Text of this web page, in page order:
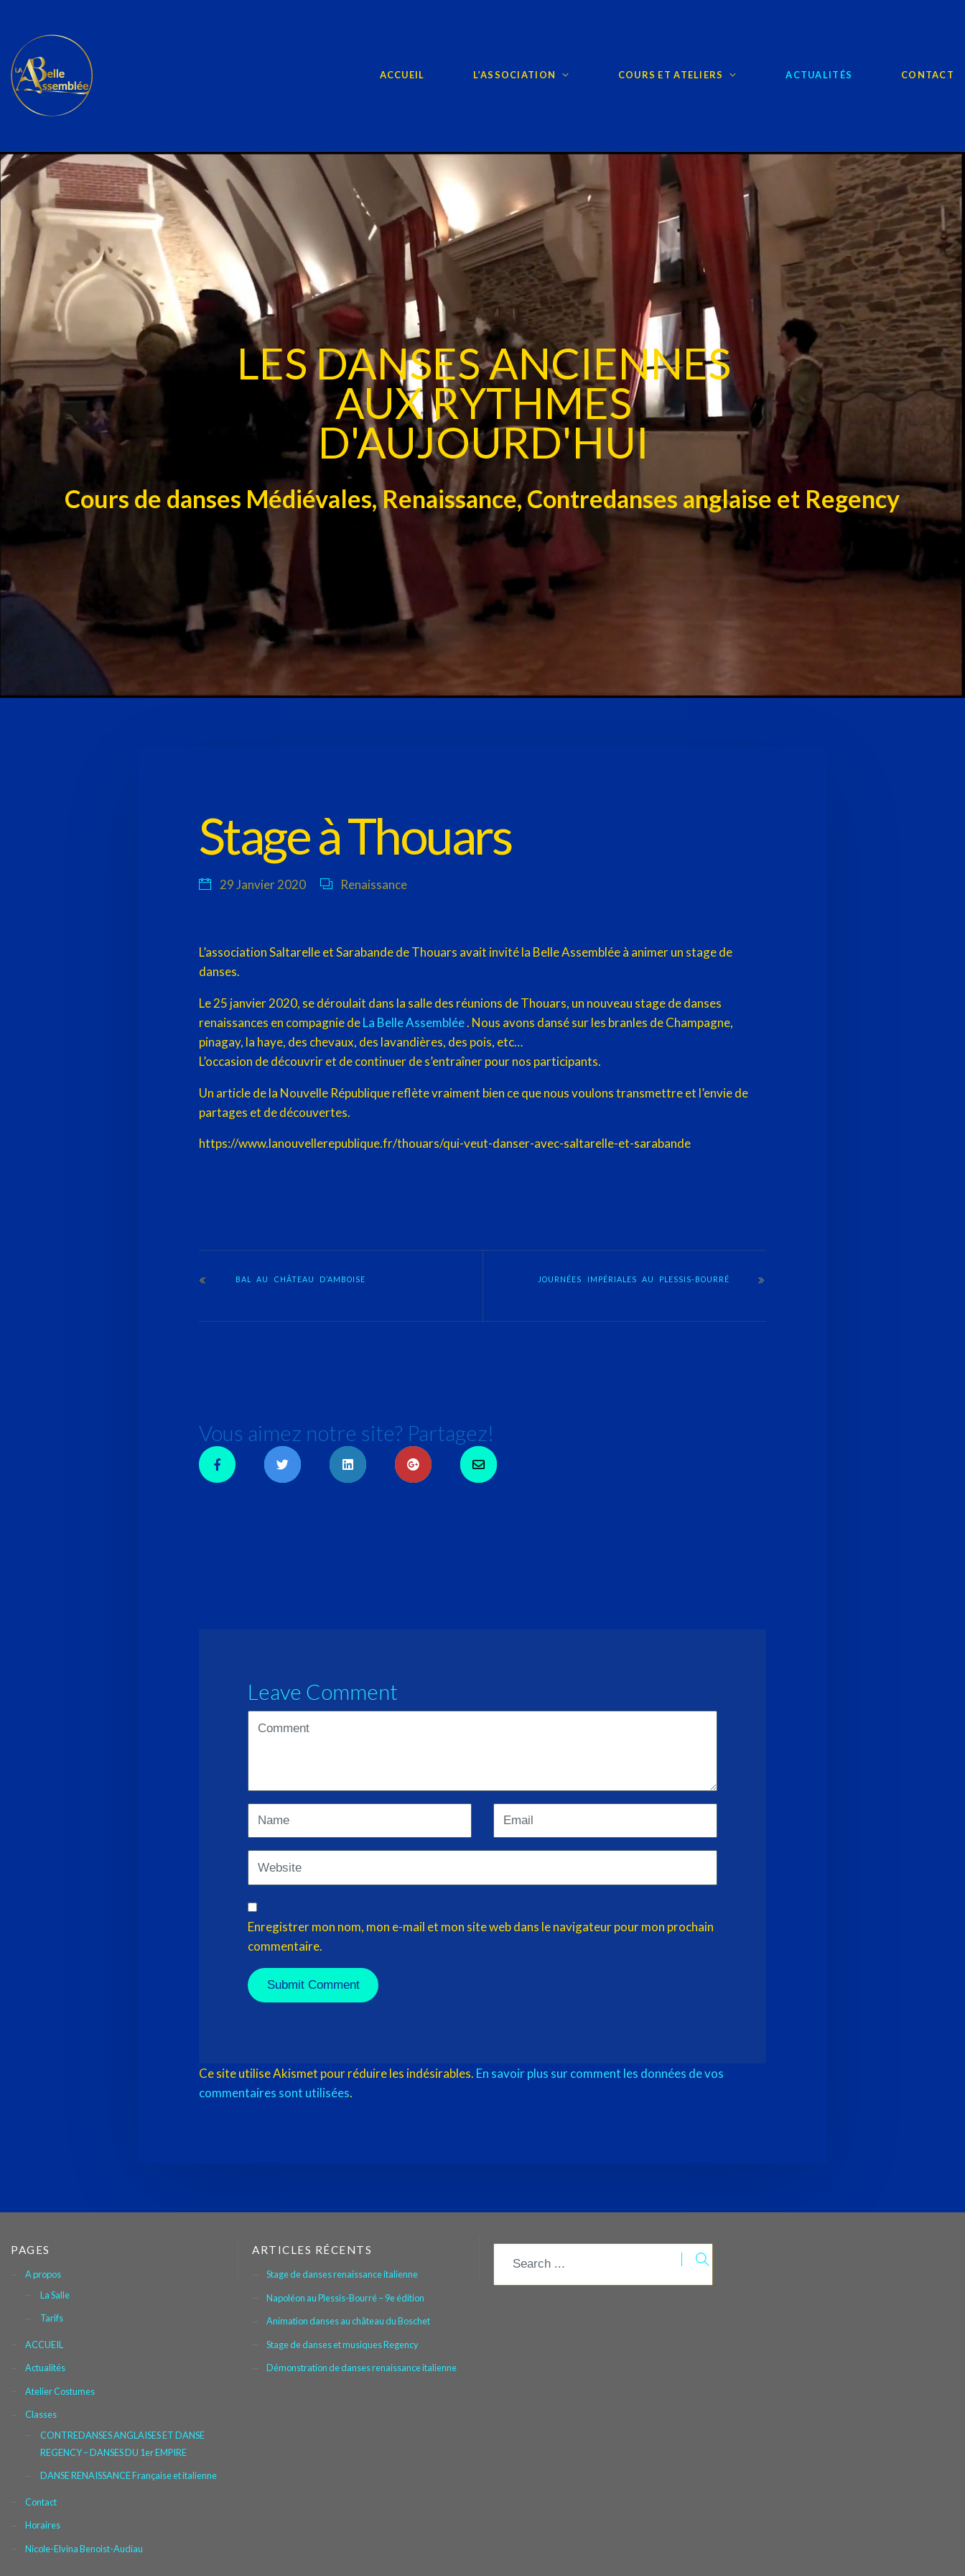
ACCUEIL L’ASSOCIATION COURS ET ATELIERS ACTUALITÉS CONTACT
LES DANSES ANCIENNES
AUX RYTHMES
D'AUJOURD'HUI
Cours de danses Médiévales, Renaissance, Contredanses anglaise et Regency
Stage à Thouars
29 Janvier 2020 Renaissance
L’association Saltarelle et Sarabande de Thouars avait invité la Belle Assemblée à animer un stage de
danses.
Le 25 janvier 2020, se déroulait dans la salle des réunions de Thouars, un nouveau stage de danses
renaissances en compagnie deLa Belle Assemblée. Nous avons dansé sur les branles de Champagne,
pinagay, la haye, des chevaux, des lavandières, des pois, etc…
L’occasion de découvrir et de continuer de s’entraîner pour nos participants.
Un article de la Nouvelle République reflète vraiment bien ce que nous voulons transmettre et l’envie de
partages et de découvertes.
https://www.lanouvellerepublique.fr/thouars/qui-veut-danser-avec-saltarelle-et-sarabande
BAL AU CHÂTEAU D’AMBOISE JOURNÉES IMPÉRIALES AU PLESSIS-BOURRÉ
Vous aimez notre site? Partagez!
Leave Comment
Enregistrer mon nom, mon e-mail et mon site web dans le navigateur pour mon prochain
commentaire.
Ce site utilise Akismet pour réduire les indésirables. En savoir plus sur comment les données de vos
commentaires sont utilisées.
PAGES
A propos
La Salle
Tarifs
ACCUEIL
Actualités
Atelier Costumes
Classes
CONTREDANSES ANGLAISES ET DANSE
REGENCY – DANSES DU 1er EMPIRE
DANSE RENAISSANCE Française et italienne
Contact
Horaires
Nicole-Elvina Benoist-Audiau
ARTICLES RÉCENTS
Stage de danses renaissance italienne
Napoléon au Plessis-Bourré – 9e édition
Animation danses au château du Boschet
Stage de danses et musiques Regency
Démonstration de danses renaissance italienne